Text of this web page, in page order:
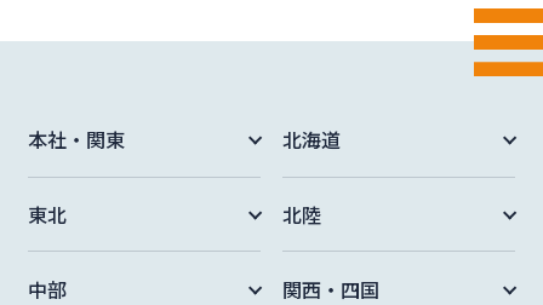
本社・関東 北海道
東北 北陸
中部 関西・四国
株主･投資家情報
サステナビリティ